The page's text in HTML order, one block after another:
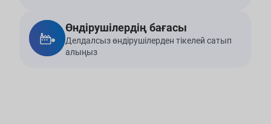
Өндірушілердің бағасы
Делдалсыз өндірушілерден тікелей сатып
алыңыз